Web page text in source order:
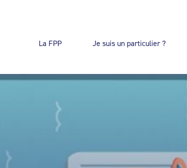
La FPP Je suis un particulier ?